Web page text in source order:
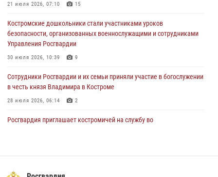
безопасности, организованных военнослужащими и сотрудниками
30 июля 2026, 10:39 9
Костромичи активно используют портал «Единых государственных
услуг» для получения услуг по линии Росгвардии
21 июля 2026, 07:10 15
Костромские дошкольники стали участниками уроков
безопасности, организованных военнослужащими и сотрудниками
Управления Росгвардии
30 июля 2026, 10:39 9
Cотрудники Росгвардии и их семьи приняли участие в богослужении
в честь князя Владимира в Костроме
28 июля 2026, 06:14 2
Росгвардия приглашает костромичей на службу во
посвященные 108-й годовщине со дня рождения генерала армии